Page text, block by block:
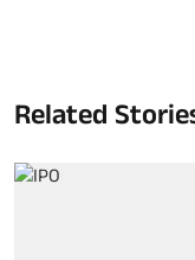
Related